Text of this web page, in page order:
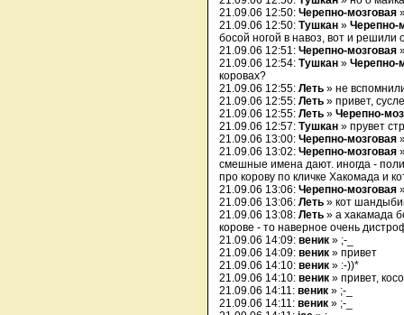
21.09.06 12:50: Черепно-мозговая
21.09.06 12:50: Тушкан » Черепно-
босой ногой в навоз, вот и решили
21.09.06 12:51: Черепно-мозговая
21.09.06 12:54: Тушкан » Черепно-
коровах?
21.09.06 12:55: Леть » не
21.09.06 12:55: Леть » привет,
21.09.06 12:55: Леть » Черепно-
21.09.06 12:57: Тушкан » прувет
21.09.06 13:00: Черепно-мозговая
21.09.06 13:02: Черепно-мозговая
смешные имена дают. иногда -
про корову по кличке Хакомада и
21.09.06 13:06: Черепно-мозговая
21.09.06 13:06: Леть » кот
21.09.06 13:08: Леть » а хакамада
корове - то наверное очень
21.09.06 14:09: веник » ;-_
21.09.06 14:09: веник » привет
21.09.06 14:10: веник » :-))*
21.09.06 14:10: веник » привет,
21.09.06 14:11: веник » ;-_
21.09.06 14:11: веник » ;-_